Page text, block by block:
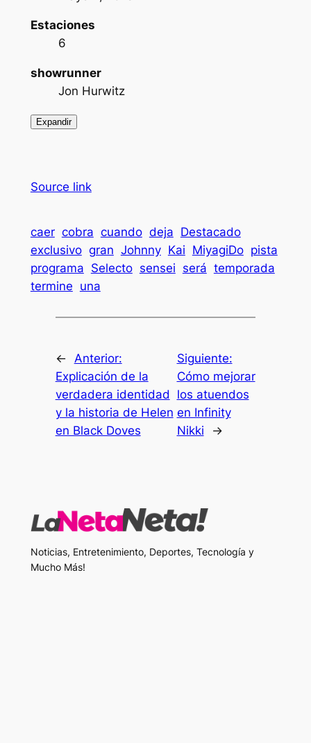
Estaciones
6
showrunner
Jon Hurwitz
Expandir
Source link
caer cobra cuando deja Destacado
exclusivo gran Johnny Kai MiyagiDo pista
programa Selecto sensei será temporada
termine una
←
Anterior:
Explicación de la
verdadera identidad
y la historia de Helen
en Black Doves
Siguiente:
Cómo mejorar
los atuendos
en Infinity
Nikki
→
Noticias, Entretenimiento, Deportes, Tecnología y
Mucho Más!